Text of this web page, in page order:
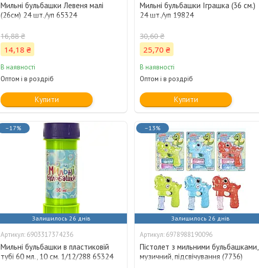
Мильні бульбашки Левеня малі
(26см) 24 шт./уп 65324
16,88 ₴
14,18 ₴
В наявності
Оптом і в роздріб
Купити
Мильні бульбашки Іграшка (36 см.)
24 шт./уп 19824
30,60 ₴
25,70 ₴
В наявності
Оптом і в роздріб
Купити
–17%
Залишилось 26 днів
6903317374236
Мильні бульбашки в пластиковій
тубі 60 мл., 10 см. 1/12/288 65324
–13%
Залишилось 26 днів
6978988190096
Пістолет з мильними бульбашками,
музичний, підсвічування (7736)